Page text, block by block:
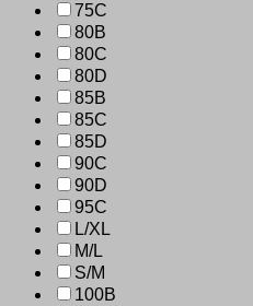
75C
80B
80C
80D
85B
85C
85D
90C
90D
95C
L/XL
M/L
S/M
100B